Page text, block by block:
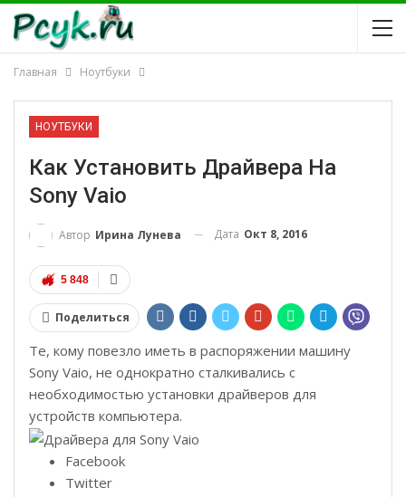
Главная Ноутбуки
НОУТБУКИ
Как Установить Драйвера На
Sony Vaio
Автор Ирина Лунева Дата Окт 8, 2016
5 848
Поделиться
Те, кому повезло иметь в распоряжении машину
Sony Vaio, не однократно сталкивались с
необходимостью установки драйверов для
устройств компьютера.
Facebook
Twitter